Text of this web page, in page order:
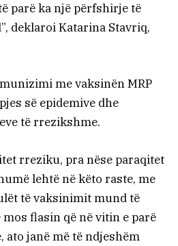
parë ka një përfshirje të
deklaroi Katarina Stavriq,
me vaksinën MRP
së epidemive dhe
të rrezikshme.
rreziku, pra nëse paraqitet
lehtë në këto raste, me
të vaksinimit mund të
flasin që në vitin e parë
ato janë më të ndjeshëm